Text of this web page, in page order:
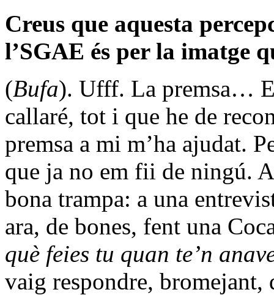
Creus que aquesta
l’SGAE és per la imatge
(Bufa). Ufff. La premsa…
callaré, tot i que he de
premsa a mi m’ha ajudat.
que ja no em fii de ningú.
bona trampa: a una
ara, de bones, fent una
què feies tu quan te’n
vaig respondre,